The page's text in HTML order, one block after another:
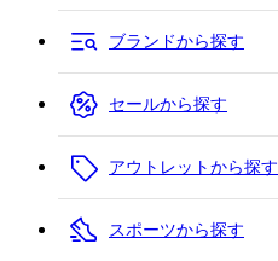
ブランドから探す
セールから探す
アウトレットから探す
スポーツから探す